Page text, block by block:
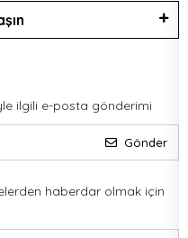
ilgili e-posta gönderimi
Gönder
haberdar olmak için